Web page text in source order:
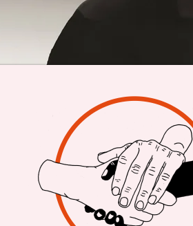
Von Tomas
Das Meer
– kein